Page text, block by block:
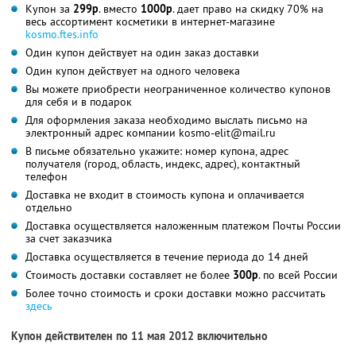
Купон за 299р. вместо 1000р. дает право на скидку 70% на
весь ассортимент косметики в интернет-магазине
kosmo.ftes.info
Один купон действует на один заказ доставки
Один купон действует на одного человека
Вы можете приобрести неограниченное количество купонов
для себя и в подарок
Для оформления заказа необходимо выслать письмо на
электронный адрес компании kosmo-elit@mail.ru
В письме обязательно укажите: номер купона, адрес
получателя (город, область, индекс, адрес), контактный
телефон
Доставка не входит в стоимость купона и оплачивается
отдельно
Доставка осуществляется наложенным платежом Почты России
за счет заказчика
Доставка осуществляется в течение периода до 14 дней
Стоимость доставки составляет не более 300р. по всей России
Более точно стоимость и сроки доставки можно рассчитать
здесь
Купон действителен по 11 мая 2012 включительно